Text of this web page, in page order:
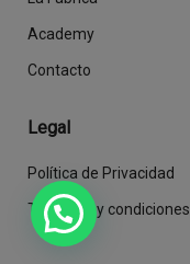
Academy
Contacto
Legal
Política de Privacidad
Términos y condiciones